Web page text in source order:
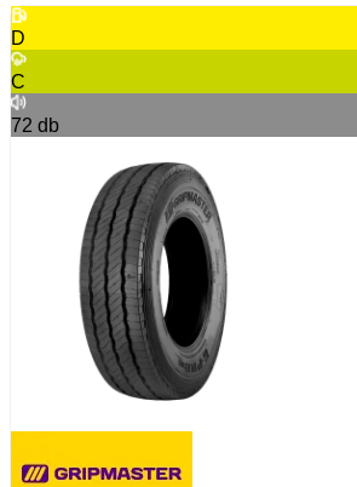
D
C
72 db